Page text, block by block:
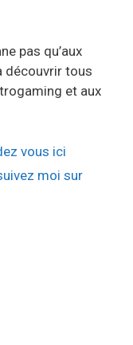
pas qu’aux
découvrir tous
et aux
vous ici
moi sur